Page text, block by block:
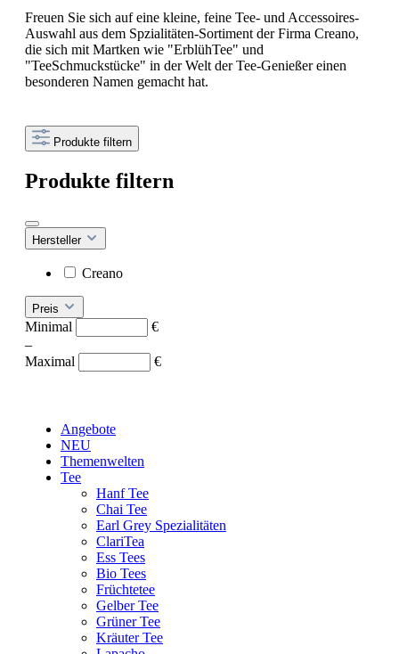
Freuen Sie sich auf eine kleine, feine Tee- und Accessoires-
Auswahl aus dem Spzialitäten-Sortiment der Firma Creano,
die sich mit Martken wie "ErblühTee" und
"TeeSchmuckstücke" in der Welt der Tee-Genießer einen
besonderen Namen gemacht hat.
Produkte filtern
Produkte filtern
Hersteller
Creano
Preis
Minimal
€
–
Maximal
€
Angebote
NEU
Themenwelten
Tee
Hanf Tee
Chai Tee
Earl Grey Spezialitäten
ClariTea
Ess Tees
Bio Tees
Früchtetee
Gelber Tee
Grüner Tee
Kräuter Tee